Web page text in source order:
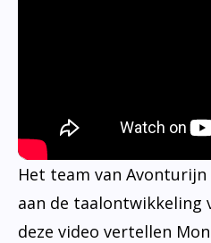
Het team van
aan de taalontwikkeling
deze video vertellen